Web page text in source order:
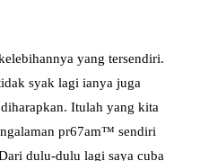
yang tersendiri.
syak lagi ianya juga
Itulah yang kita
pr67am™ sendiri
dulu-dulu lagi saya cuba